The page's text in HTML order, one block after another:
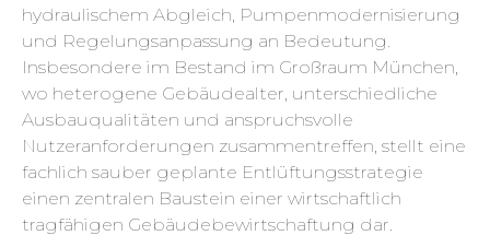
hydraulischem Abgleich, Pumpenmodernisierung
und Regelungsanpassung an Bedeutung.
Insbesondere im Bestand im Großraum München,
wo heterogene Gebäudealter, unterschiedliche
Ausbauqualitäten und anspruchsvolle
Nutzeranforderungen zusammentreffen, stellt eine
fachlich sauber geplante Entlüftungsstrategie
einen zentralen Baustein einer wirtschaftlich
tragfähigen Gebäudebewirtschaftung dar.